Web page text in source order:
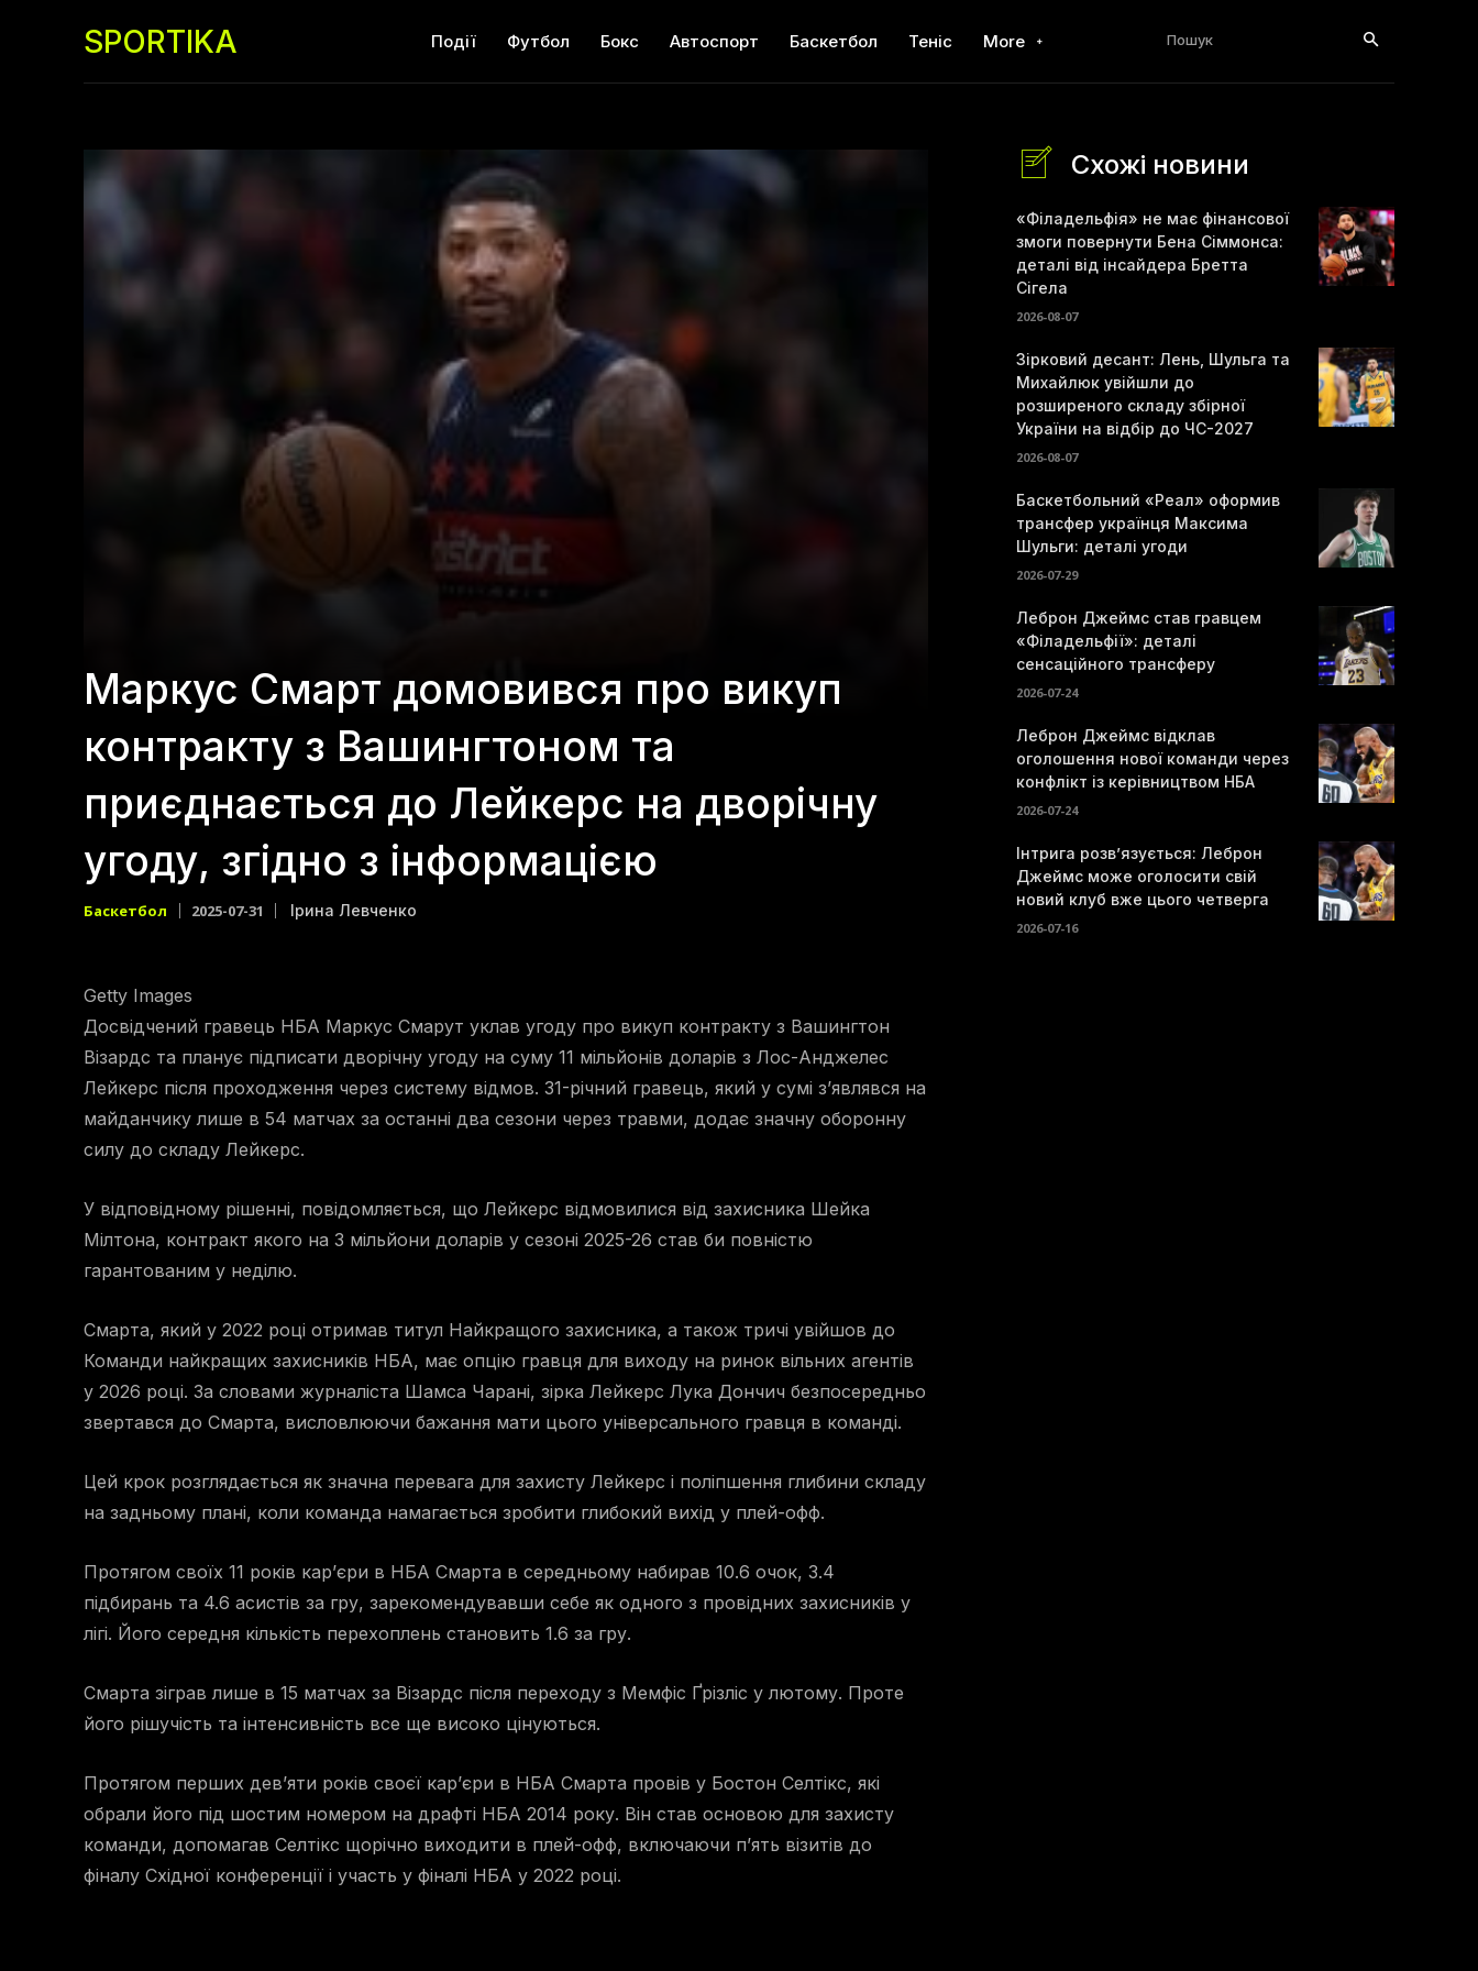
SPORTIKA Події Футбол Бокс Автоспорт Баскетбол Теніс More Пошук
Маркус Смарт домовився про викуп
контракту з Вашингтоном та
приєднається до Лейкерс на дворічну
угоду, згідно з інформацією
Баскетбол 2025-07-31 Ірина Левченко
Getty Images
Досвідчений гравець НБА Маркус Смарут уклав угоду про викуп контракту з Вашингтон
Візардс та планує підписати дворічну угоду на суму 11 мільйонів доларів з Лос-Анджелес
Лейкерс після проходження через систему відмов. 31-річний гравець, який у сумі з’являвся на
майданчику лише в 54 матчах за останні два сезони через травми, додає значну оборонну
силу до складу Лейкерс.
У відповідному рішенні, повідомляється, що Лейкерс відмовилися від захисника Шейка
Мілтона, контракт якого на 3 мільйони доларів у сезоні 2025-26 став би повністю
гарантованим у неділю.
Смарта, який у 2022 році отримав титул Найкращого захисника, а також тричі увійшов до
Команди найкращих захисників НБА, має опцію гравця для виходу на ринок вільних агентів
у 2026 році. За словами журналіста Шамса Чарані, зірка Лейкерс Лука Дончич безпосередньо
звертався до Смартa, висловлюючи бажання мати цього універсального гравця в команді.
Цей крок розглядається як значна перевага для захисту Лейкерс і поліпшення глибини складу
на задньому плані, коли команда намагається зробити глибокий вихід у плей-офф.
Протягом своїх 11 років кар’єри в НБА Смарта в середньому набирав 10.6 очок, 3.4
підбирань та 4.6 асистів за гру, зарекомендувавши себе як одного з провідних захисників у
лігі. Його середня кількість перехоплень становить 1.6 за гру.
Смарта зіграв лише в 15 матчах за Візардс після переходу з Мемфіс Ґрізліс у лютому. Проте
його рішучість та інтенсивність все ще високо цінуються.
Протягом перших дев’яти років своєї кар’єри в НБА Смарта провів у Бостон Селтікс, які
обрали його під шостим номером на драфті НБА 2014 року. Він став основою для захисту
команди, допомагав Селтікс щорічно виходити в плей-офф, включаючи п’ять візитів до
фіналу Східної конференції і участь у фіналі НБА у 2022 році.
Схожі новини
«Філадельфія» не має фінансової
змоги повернути Бена Сіммонса:
деталі від інсайдера Бретта
Сігела
2026-08-07
Зірковий десант: Лень, Шульга та
Михайлюк увійшли до
розширеного складу збірної
України на відбір до ЧС-2027
2026-08-07
Баскетбольний «Реал» оформив
трансфер українця Максима
Шульги: деталі угоди
2026-07-29
Леброн Джеймс став гравцем
«Філадельфії»: деталі
сенсаційного трансферу
2026-07-24
Леброн Джеймс відклав
оголошення нової команди через
конфлікт із керівництвом НБА
2026-07-24
Інтрига розв’язується: Леброн
Джеймс може оголосити свій
новий клуб вже цього четверга
2026-07-16